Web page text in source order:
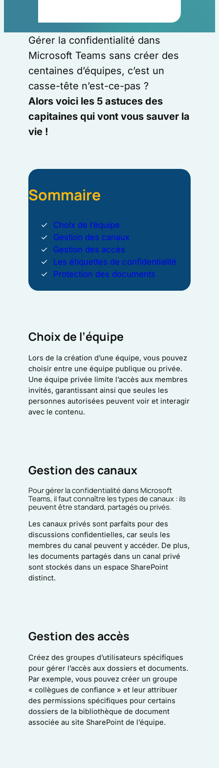
Gérer la confidentialité dans
Microsoft Teams sans créer des
centaines d’équipes, c’est un
casse-tête n’est-ce-pas ?
Alors voici les 5 astuces des
capitaines qui vont vous sauver la
vie !
Sommaire
Choix de l’équipe
Gestion des canaux
Gestion des accès
Les étiquettes de confidentialité
Protection des documents
Choix de l’équipe
Lors de la création d’une équipe, vous pouvez
choisir entre une équipe publique ou privée.
Une équipe privée limite l’accès aux membres
invités, garantissant ainsi que seules les
personnes autorisées peuvent voir et interagir
avec le contenu.
Gestion des canaux
Pour gérer la confidentialité dans Microsoft
Teams, il faut connaître les types de canaux : ils
peuvent être standard, partagés ou privés.
Les canaux privés sont parfaits pour des
discussions confidentielles, car seuls les
membres du canal peuvent y accéder. De plus,
les documents partagés dans un canal privé
sont stockés dans un espace SharePoint
distinct.
Gestion des accès
Créez des groupes d’utilisateurs spécifiques
pour gérer l’accès aux dossiers et documents.
Par exemple, vous pouvez créer un groupe
« collègues de confiance » et leur attribuer
des permissions spécifiques pour certains
dossiers de la bibliothèque de document
associée au site SharePoint de l’équipe.